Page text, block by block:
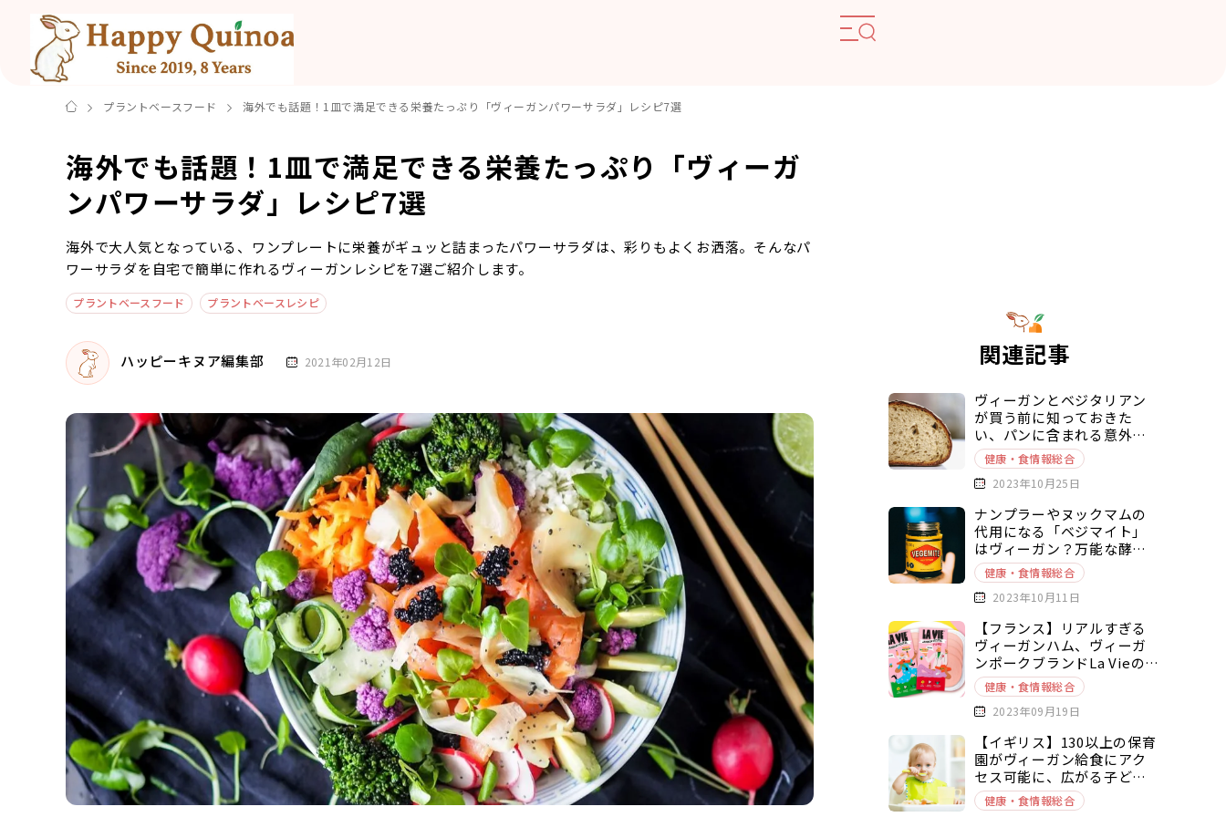
プラントベースフード 海外でも話題！1皿で満足できる栄養たっぷり「ヴィーガンパワーサラダ」レシピ7選
海外でも話題！1皿で満足できる栄養たっぷり「ヴィーガ
ンパワーサラダ」レシピ7選
海外で大人気となっている、ワンプレートに栄養がギュッと詰まったパワーサラダは、彩りもよくお洒落。そんなパ
ワーサラダを自宅で簡単に作れるヴィーガンレシピを7選ご紹介します。
プラントベースフード プラントベースレシピ
ハッピーキヌア編集部 2021年02月12日 関連記事
ヴィーガンとベジタリアン
が買う前に知っておきた
い、パンに含まれる意外な
動物由来原料とは？
健康・食情報総合
2023年10月25日
ナンプラーやヌックマムの
代用になる「ベジマイト」
はヴィーガン？万能な酵母
エキスベースの調味料を徹
底解説
健康・食情報総合
2023年10月11日
【フランス】リアルすぎる
ヴィーガンハム、ヴィーガ
ンポークブランドLa Vieの新
商品
健康・食情報総合
2023年09月19日
【イギリス】130以上の保育
園がヴィーガン給食にアク
セス可能に、広がる子ども
の健康とヴィーガニズムへ
の関心
健康・食情報総合